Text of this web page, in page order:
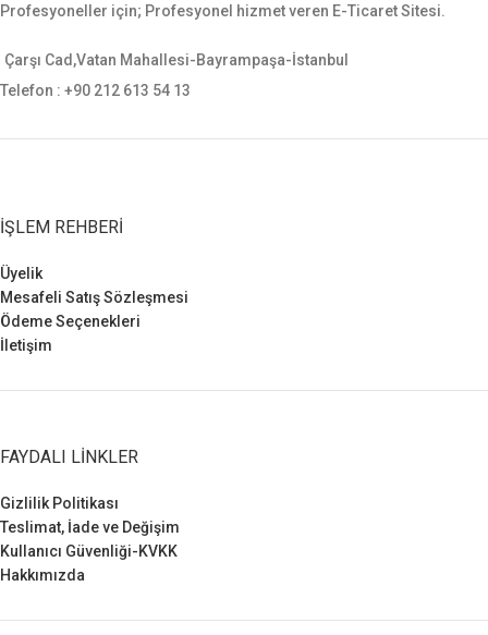
yavuz, baretta cz-75, glock, sig
ebatlı tabancalara uygundur.
Profesyoneller için; Profesyonel hizmet veren E-Ticaret Sitesi.
Çarşı Cad,Vatan Mahallesi-Bayrampaşa-İstanbul
Telefon : +90 212 613 54 13
İŞLEM REHBERI
Üyelik
Mesafeli Satış Sözleşmesi
Ödeme Seçenekleri
İletişim
FAYDALI LINKLER
Gizlilik Politikası
Teslimat, İade ve Değişim
Kullanıcı Güvenliği-KVKK
Hakkımızda